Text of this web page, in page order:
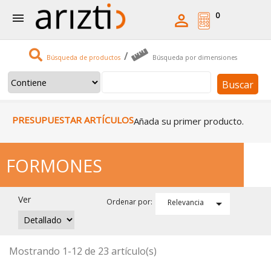
 
Búsqueda de productos / Búsqueda por dimensiones
Buscar
0
PRESUPUESTAR ARTÍCULOSAñada su primer producto.
FORMONES
Ver Ordenar por: Relevancia 
Mostrando 1-12 de 23 artículo(s)